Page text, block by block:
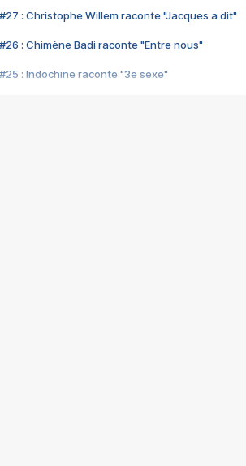
#27 : Christophe Willem raconte "Jacques a dit"
#26 : Chimène Badi raconte "Entre nous"
#25 : Indochine raconte "3e sexe"